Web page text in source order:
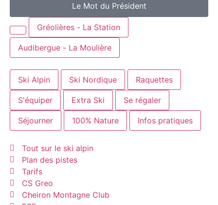
Le Mot du Président
Gréolières - La Station
Audibergue - La Moulière
Ski Alpin Ski Nordique Raquettes
S'équiper Extra Ski Se régaler
Séjourner 100% Nature Infos pratiques
Tout sur le ski alpin
Plan des pistes
Tarifs
CS Greo
Cheiron Montagne Club